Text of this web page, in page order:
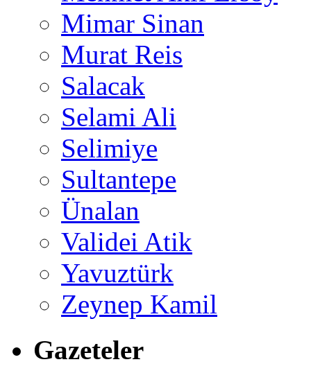
Mimar Sinan
Murat Reis
Salacak
Selami Ali
Selimiye
Sultantepe
Ünalan
Validei Atik
Yavuztürk
Zeynep Kamil
Gazeteler